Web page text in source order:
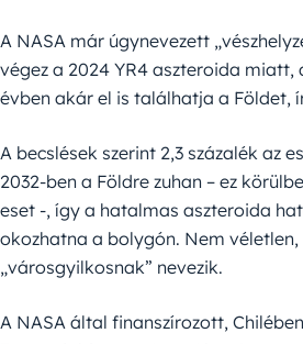
A NASA már úgynevezett
végez a 2024 YR4 aszteroida
évben akár el is találhatja a Földet,
A becslések szerint 2,3 százalék az
2032-ben a Földre zuhan – ez
eset -, így a hatalmas aszteroida
okozhatna a bolygón. Nem
„városgyilkosnak” nevezik.
A NASA által finanszírozott,